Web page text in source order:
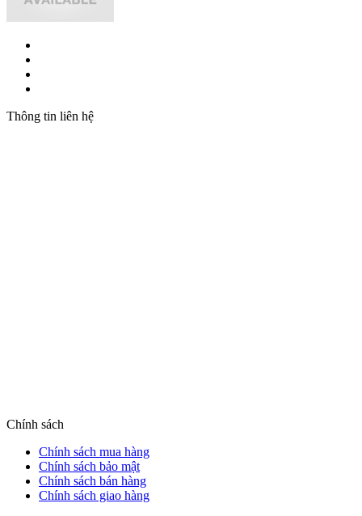
Thông tin liên hệ
Chính sách
Chính sách mua hàng
Chính sách bảo mật
Chính sách bán hàng
Chính sách giao hàng